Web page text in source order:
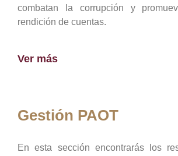
combatan la corrupción y
rendición de cuentas.
Ver más
Gestión PAOT
En esta sección encontrarás los